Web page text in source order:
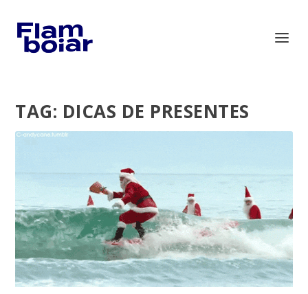
TAG: DICAS DE PRESENTES